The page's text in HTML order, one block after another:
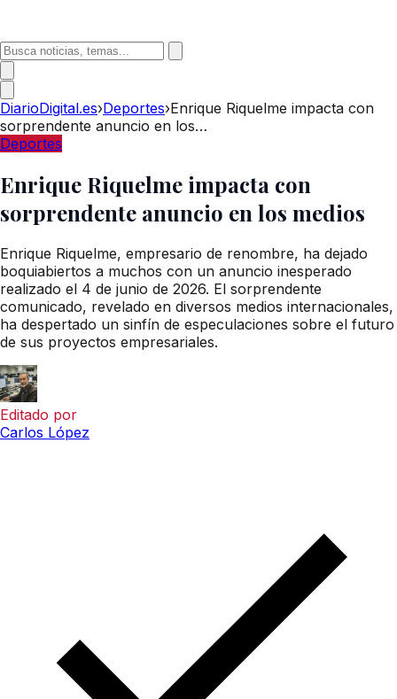
DiarioDigital.es›Deportes›Enrique Riquelme impacta con
sorprendente anuncio en los…
Deportes
Enrique Riquelme impacta con
sorprendente anuncio en los medios
Enrique Riquelme, empresario de renombre, ha dejado
boquiabiertos a muchos con un anuncio inesperado
realizado el 4 de junio de 2026. El sorprendente
comunicado, revelado en diversos medios internacionales,
ha despertado un sinfín de especulaciones sobre el futuro
de sus proyectos empresariales.
Editado por
Carlos López